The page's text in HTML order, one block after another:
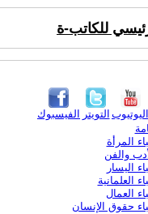
للكاتب-ة
الفيسبوك التويتر اليوتيوب
المرأة
والفن
اليسار
العلمانية
العمال
حقوق الإنسان